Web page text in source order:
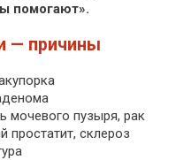
помогают».
— причины
мочевого пузыря, рак
простатит, склероз